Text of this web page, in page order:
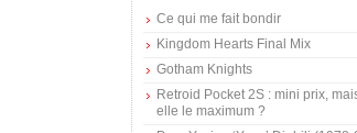
Ce qui me fait bondir
Kingdom Hearts Final Mix
Gotham Knights
Retroid Pocket 2S : mini prix,
elle le maximum ?